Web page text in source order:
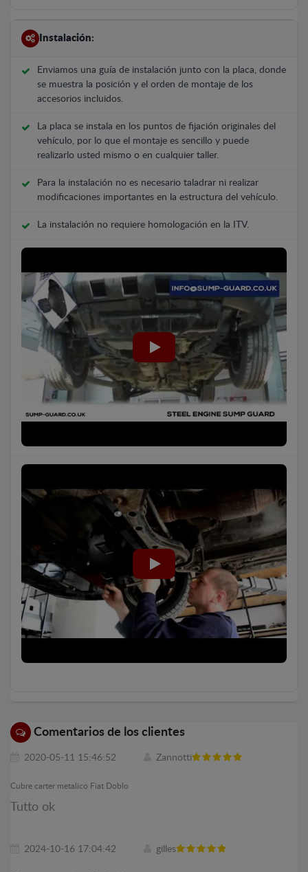
Instalación:
Enviamos una guía de instalación junto con la placa, donde
se muestra la posición y el orden de montaje de los
accesorios incluidos.
La placa se instala en los puntos de fijación originales del
vehículo, por lo que el montaje es sencillo y puede
realizarlo usted mismo o en cualquier taller.
Para la instalación no es necesario taladrar ni realizar
modificaciones importantes en la estructura del vehículo.
La instalación no requiere homologación en la ITV.
Comentarios de los clientes
2020-05-11 15:46:52 Zannotti
Cubre carter metalico Fiat Doblo
Tutto ok
2024-10-16 17:04:42 gilles